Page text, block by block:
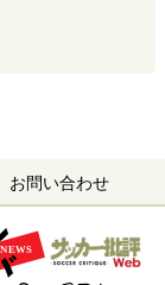
お問い合わせ